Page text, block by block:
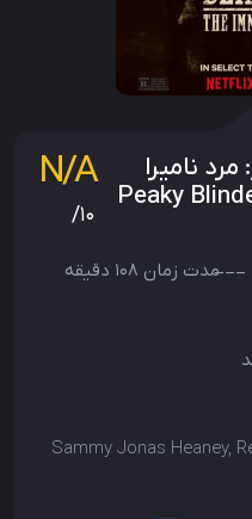
نامیرا
Peaky
N/A
/10
مدت زمان 108 دقیقه
Sammy Jonas Heaney,